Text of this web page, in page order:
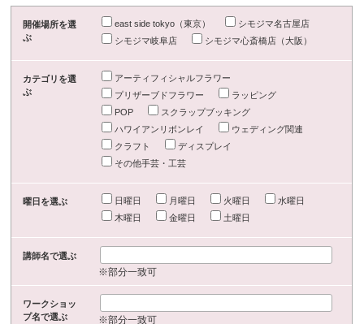
開催場所を選
ぶ
east side tokyo（東京）
シモジマ名古屋店
シモジマ岐阜店
シモジマ心斎橋店（大阪）
カテゴリを選
ぶ
アーティフィシャルフラワー
プリザーブドフラワー
ラッピング
POP
スクラップブッキング
ハワイアンリボンレイ
ウェディング関連
クラフト
ディスプレイ
その他手芸・工芸
曜日を選ぶ 日曜日 月曜日 火曜日
水曜日
木曜日
金曜日 土曜日
講師名で選ぶ
※部分一致可
ワークショッ
プ名で選ぶ
※部分一致可